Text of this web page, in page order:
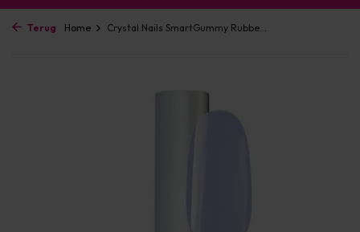
Terug Home Crystal Nails SmartGummy Rubbe...